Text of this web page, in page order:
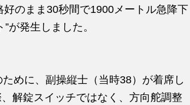
好の まま30秒間で1900メートル急降下
”が発生しました 。
ために、副操縦士（当時38） が着席し
解錠スイッチではなく、方向舵調整